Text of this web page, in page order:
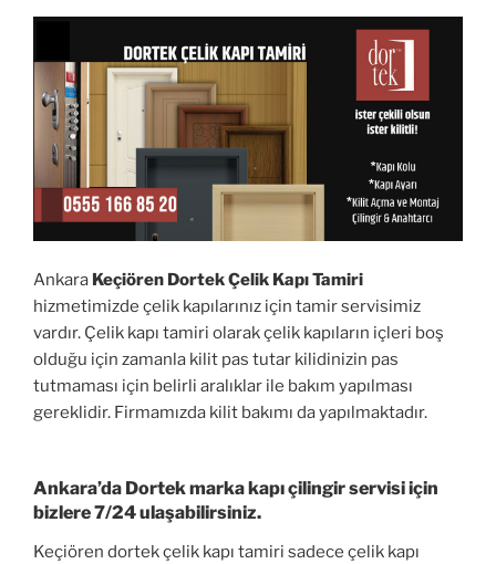
Ankara Keçiören Dortek Çelik Kapı Tamiri
hizmetimizde çelik kapılarınız için tamir servisimiz
vardır. Çelik kapı tamiri olarak çelik kapıların içleri boş
olduğu için zamanla kilit pas tutar kilidinizin pas
tutmaması için belirli aralıklar ile bakım yapılması
gereklidir. Firmamızda kilit bakımı da yapılmaktadır.
Ankara’da Dortek marka kapı çilingir servisi için
bizlere 7/24 ulaşabilirsiniz.
Keçiören dortek çelik kapı tamiri sadece çelik kapı